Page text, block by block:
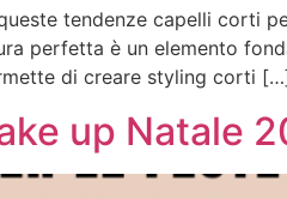
tendenze capelli corti
perfetta è un elemento
di creare styling corti
up Natale